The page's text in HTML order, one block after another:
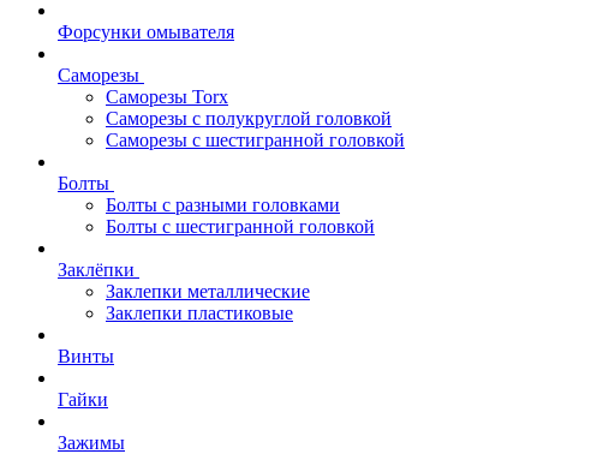
Форсунки омывателя
Саморезы
Саморезы Torx
Саморезы с полукруглой головкой
Саморезы с шестигранной головкой
Болты
Болты с разными головками
Болты с шестигранной головкой
Заклёпки
Заклепки металлические
Заклепки пластиковые
Винты
Гайки
Зажимы